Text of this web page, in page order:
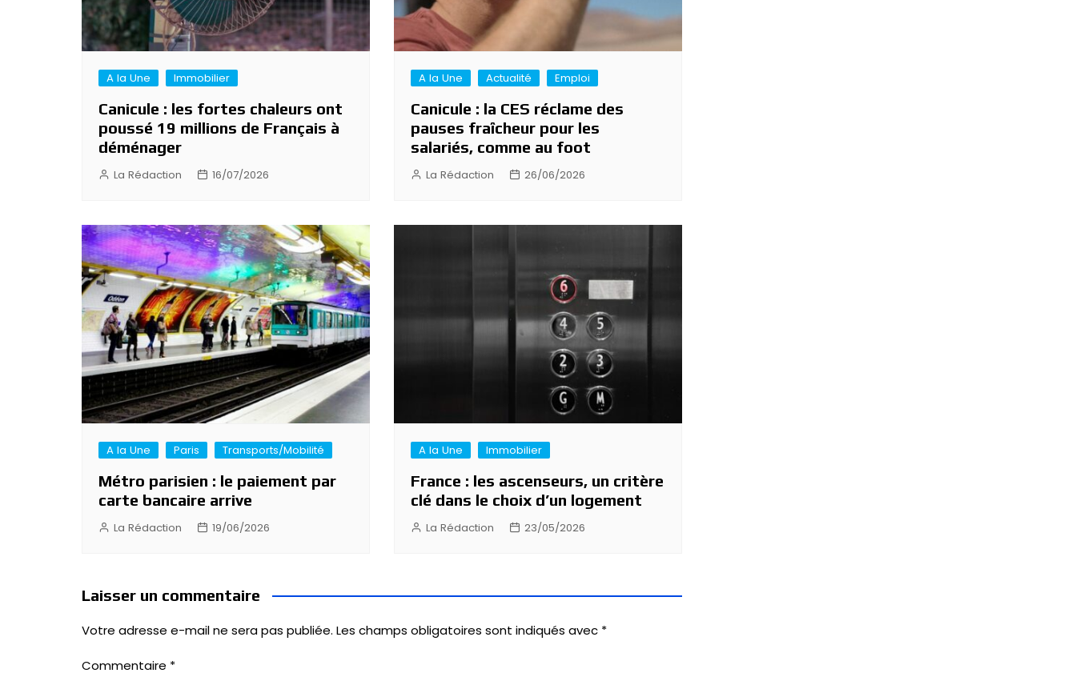
A la Une Immobilier
Canicule : les fortes chaleurs ont
poussé 19 millions de Français à
déménager
La Rédaction 16/07/2026
A la Une Actualité Emploi
Canicule : la CES réclame des
pauses fraîcheur pour les
salariés, comme au foot
La Rédaction 26/06/2026
A la Une Paris Transports/Mobilité
Métro parisien : le paiement par
carte bancaire arrive
La Rédaction 19/06/2026
A la Une Immobilier
France : les ascenseurs, un critère
clé dans le choix d’un logement
La Rédaction 23/05/2026
Laisser un commentaire
Votre adresse e-mail ne sera pas publiée. Les champs obligatoires sont indiqués avec *
Commentaire *